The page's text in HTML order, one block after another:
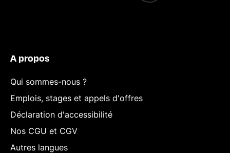
A propos
Qui sommes-nous ?
Emplois, stages et appels d'offres
Déclaration d'accessibilité
Nos CGU et CGV
Autres langues